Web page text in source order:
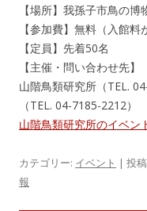
【場所】我孫子市鳥の
【参加費】無料（入館料
【定員】先着50名
【主催・問い合わせ先】
山階鳥類研究所（TEL.
（TEL. 04-7185-2212）
山階鳥類研究所のイベン
カテゴリー: イベント | 投
報